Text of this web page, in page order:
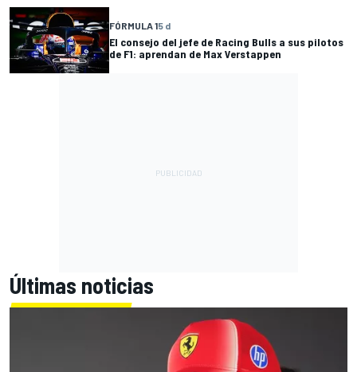
FÓRMULA 15 d
El consejo del jefe de Racing Bulls a sus pilotos
de F1: aprendan de Max Verstappen
Últimas noticias